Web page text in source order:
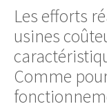
Les efforts
usines
Comme